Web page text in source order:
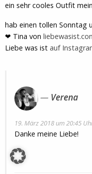
ein sehr cooles Outfit
hab einen tollen Sonntag
❤ Tina von
Liebe was ist auf
Verena
19. März 2018 um 20:45
Danke meine Liebe!